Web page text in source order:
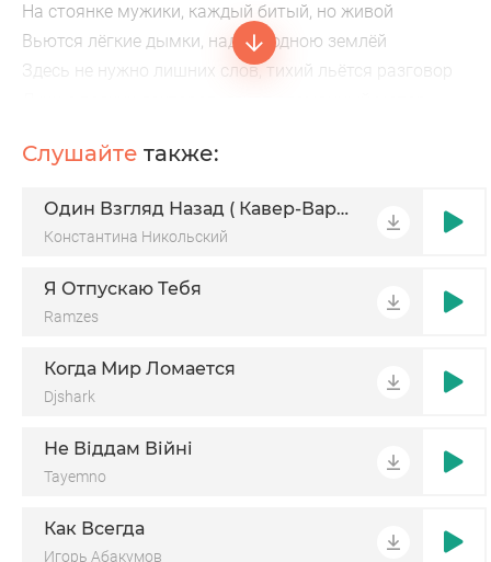
На стоянке мужики, каждый битый, но живой
Вьются лёгкие дымки, над холодною землёй
Здесь не нужно лишних слов, тихий льётся разговор
Собрались вокруг друзья, чтобы с чаем отдохнуть
Слушайте также:
Один Взгляд Назад ( Кавер-Вариация)
Константина Никольский
Я Отпускаю Тебя
Ramzes
Когда Мир Ломается
Djshark
Не Віддам Війні
Tayemno
Как Всегда
Игорь Абакумов